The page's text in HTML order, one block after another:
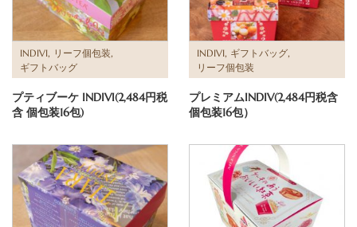
INDIVI, リーフ個包装,
ギフトバッグ
プティブーケ INDIVI(2,484円税
含 個包装16包)
INDIVI, ギフトバッグ,
リーフ個包装
プレミアムINDIV(2,484円税含
個包装16包）